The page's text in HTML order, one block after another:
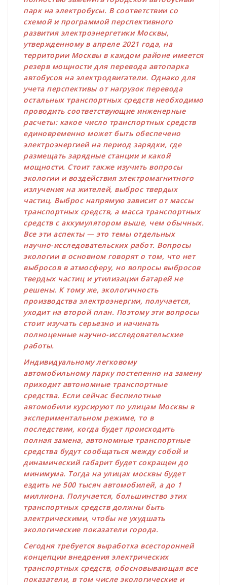
парк на электробусы. В соответствии со
схемой и программой перспективного
развития электроэнергетики Москвы,
утвержденному в апреле 2021 года, на
территории Москвы в каждом районе имеется
резерв мощности для перевода автопарка
автобусов на электродвигатели. Однако для
учета перспективы от нагрузок перевода
остальных транспортных средств необходимо
проводить соответствующие инженерные
расчеты: какое число транспортных средств
единовременно может быть обеспечено
электроэнергией на период зарядки, где
размещать зарядные станции и какой
мощности. Стоит также изучить вопросы
экологии и воздействия электромагнитного
излучения на жителей, выброс твердых
частиц. Выброс напрямую зависит от массы
транспортных средств, а масса транспортных
средств с аккумулятором выше, чем обычных.
Все эти аспекты — это темы отдельных
научно-исследовательских работ. Вопросы
экологии в основном говорят о том, что нет
выбросов в атмосферу, но вопросы выбросов
твердых частиц и утилизации батарей не
решены. К тому же, экологичность
производства электроэнергии, получается,
уходит на второй план. Поэтому эти вопросы
стоит изучать серьезно и начинать
полноценные научно-исследовательские
работы.
Индивидуальному легковому
автомобильному парку постепенно на замену
приходит автономные транспортные
средства. Если сейчас беспилотные
автомобили курсируют по улицам Москвы в
экспериментальном режиме, то в
последствии, когда будет происходить
полная замена, автономные транспортные
средства будут сообщаться между собой и
динамический габарит будет сокращен до
минимума. Тогда на улицах москвы будет
ездить не 500 тысяч автомобилей, а до 1
миллиона. Получается, большинство этих
транспортных средств должны быть
электрическими, чтобы не ухудшать
экологические показатели города.
Сегодня требуется выработка всесторонней
концепции внедрения электрических
транспортных средств, обосновывающая все
показатели, в том числе экологические и